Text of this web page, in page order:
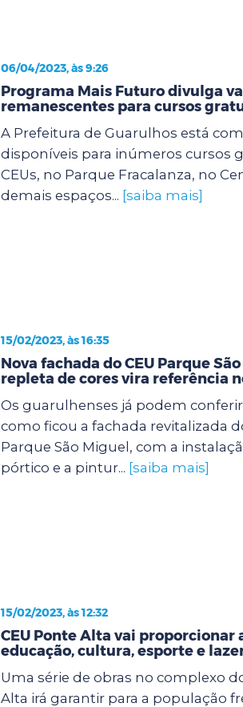
06/04/2023, às 9:26
Programa Mais Futuro divulga
remanescentes para cursos
A Prefeitura de Guarulhos está
disponíveis para inúmeros cursos
CEUs, no Parque Fracalanza, no
demais espaços... [saiba mais]
15/02/2023, às 16:35
Nova fachada do CEU Parque
repleta de cores vira referência
Os guarulhenses já podem
como ficou a fachada revitalizada
Parque São Miguel, com a
pórtico e a pintur... [saiba mais]
15/02/2023, às 12:32
CEU Ponte Alta vai proporcionar
educação, cultura, esporte e
Uma série de obras no complexo
Alta irá garantir para a população